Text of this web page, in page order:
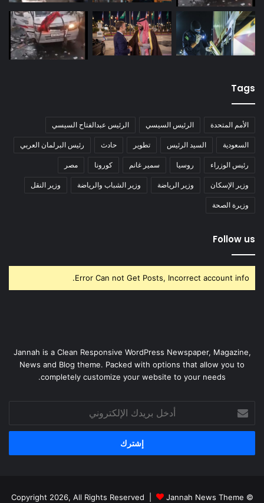
Tags
الأمم المتحدة الرئيس السيسي الرئيس عبدالفتاح السيسي
السعودية السيد الرئيس تطوير حادث رئيس البرلمان العربي
رئيس الوزراء روسيا سمير غانم كورونا مصر
وزير الإسكان وزير الرياضة وزير الشباب والرياضة وزير النقل
وزيرة الصحة
Follow us
Error Can not Get Posts, Incorrect account info.
Jannah is a Clean Responsive WordPress Newspaper, Magazine,
News and Blog theme. Packed with options that allow you to
completely customize your website to your needs.
أدخل
بريدك
الإلكتروني
© Copyright 2026, All Rights Reserved |
Jannah News Theme